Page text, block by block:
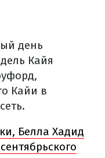
день
Кайя
Кайи в
Белла Хадид